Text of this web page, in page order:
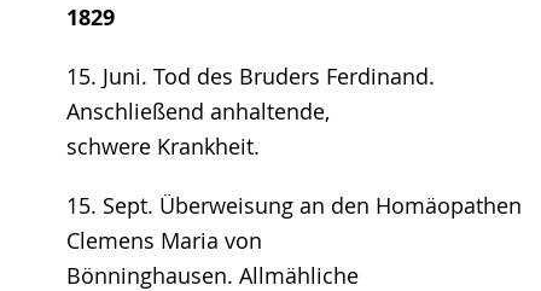
1829
15. Juni. Tod des Bruders Ferdinand.
Anschließend anhaltende,
schwere Krankheit.
15. Sept. Überweisung an den Homäopathen
Clemens Maria von
Bönninghausen. Allmähliche